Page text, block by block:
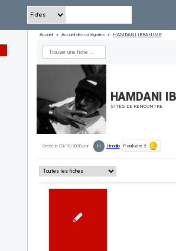
Accueil » Accueil des catégories » HAMDANI IBRAHIME
HAMDANI
SITES DE RENCONTRE
Créée le 03/10/2020 par H Hmdlb Pourboire 2